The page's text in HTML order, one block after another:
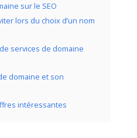
sur le SEO
lors du choix d’un nom
services de domaine
domaine et son
intéressantes